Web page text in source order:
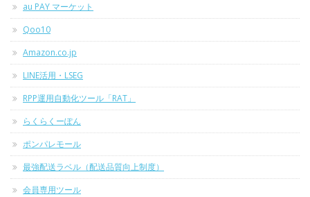
au PAY マーケット
Qoo10
Amazon.co.jp
LINE活用・LSEG
RPP運用自動化ツール「RAT」
らくらくーぽん
ポンパレモール
最強配送ラベル（配送品質向上制度）
会員専用ツール